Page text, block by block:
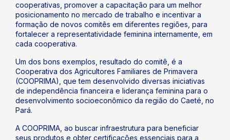
cooperativas, promover a capacitação para um melhor
posicionamento no mercado de trabalho e incentivar a
formação de novos comitês em diferentes regiões, para
fortalecer a representatividade feminina internamente, em
cada cooperativa.
Um dos bons exemplos, resultado do comitê, é a
Cooperativa dos Agricultores Familiares de Primavera
(COOPRIMA), que tem desenvolvido diversas iniciativas
de independência financeira e liderança feminina para o
desenvolvimento socioeconômico da região do Caeté, no
Pará.
A COOPRIMA, ao buscar infraestrutura para beneficiar
seus produtos e obter certificações essenciais para a